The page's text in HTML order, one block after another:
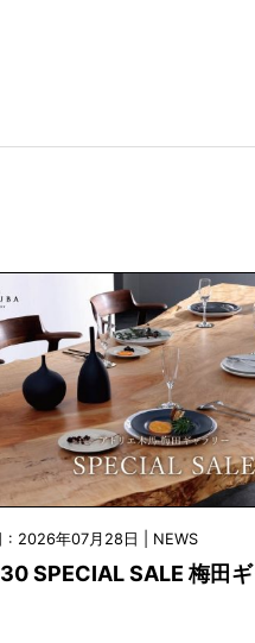
: 2026年07月28日 | NEWS
SPECIAL SALE 梅田